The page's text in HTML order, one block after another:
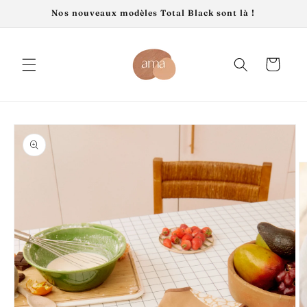
passer
au
Nos nouveaux modèles Total Black sont là !
Panier
Passer aux
informations
produits